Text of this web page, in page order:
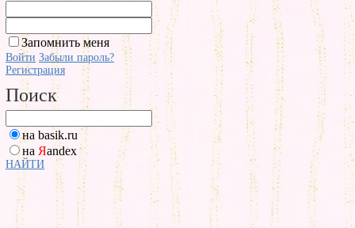
Запомнить меня
Войти Забыли пароль?
Регистрация
Поиск
на basik.ru
на Яandex
НАЙТИ